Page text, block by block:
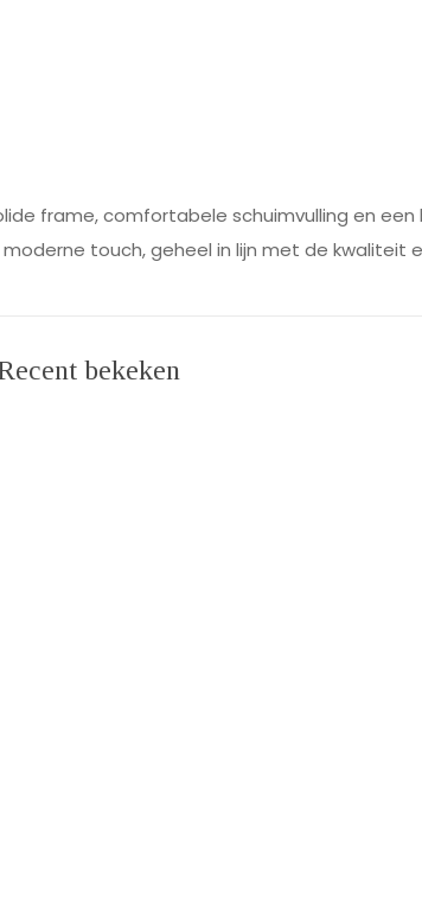
frame, comfortabele schuimvulling en
touch, geheel in lijn met de kwaliteit
bekeken